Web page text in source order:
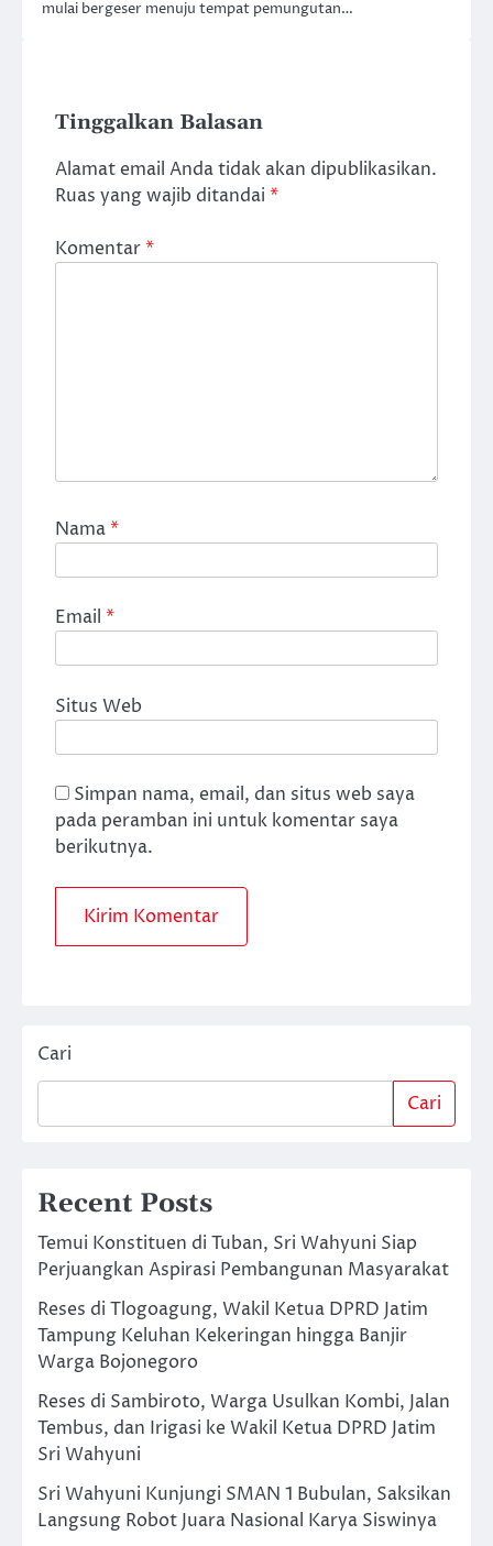
mulai bergeser menuju tempat pemungutan…
Tinggalkan Balasan
Alamat email Anda tidak akan dipublikasikan.
Ruas yang wajib ditandai *
Komentar*
Nama*
Email *
Situs Web
Simpan nama, email, dan situs web saya
pada peramban ini untuk komentar saya
berikutnya.
Cari
Cari
Recent Posts
Temui Konstituen di Tuban, Sri Wahyuni Siap
Perjuangkan Aspirasi Pembangunan Masyarakat
Reses di Tlogoagung, Wakil Ketua DPRD Jatim
Tampung Keluhan Kekeringan hingga Banjir
Warga Bojonegoro
Reses di Sambiroto, Warga Usulkan Kombi, Jalan
Tembus, dan Irigasi ke Wakil Ketua DPRD Jatim
Sri Wahyuni
Sri Wahyuni Kunjungi SMAN 1 Bubulan, Saksikan
Langsung Robot Juara Nasional Karya Siswinya